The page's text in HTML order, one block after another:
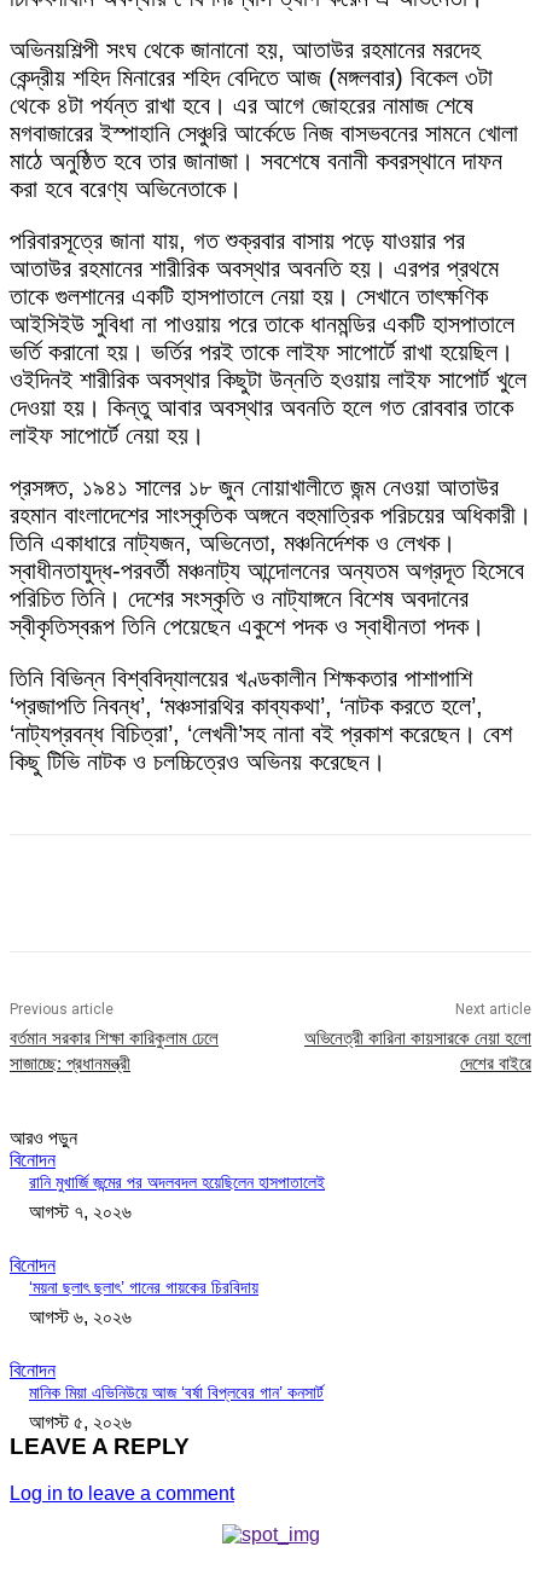
অভিনয়শিল্পী সংঘ থেকে জানানো হয়, আতাউর রহমানের মরদেহ
কেন্দ্রীয় শহিদ মিনারের শহিদ বেদিতে আজ (মঙ্গলবার) বিকেল ৩টা
থেকে ৪টা পর্যন্ত রাখা হবে। এর আগে জোহরের নামাজ শেষে
মগবাজারের ইস্পাহানি সেঞ্চুরি আর্কেডে নিজ বাসভবনের সামনে খোলা
মাঠে অনুষ্ঠিত হবে তার জানাজা। সবশেষে বনানী কবরস্থানে দাফন
করা হবে বরেণ্য অভিনেতাকে।
পরিবারসূত্রে জানা যায়, গত শুক্রবার বাসায় পড়ে যাওয়ার পর
আতাউর রহমানের শারীরিক অবস্থার অবনতি হয়। এরপর প্রথমে
তাকে গুলশানের একটি হাসপাতালে নেয়া হয়। সেখানে তাৎক্ষণিক
আইসিইউ সুবিধা না পাওয়ায় পরে তাকে ধানমন্ডির একটি হাসপাতালে
ভর্তি করানো হয়। ভর্তির পরই তাকে লাইফ সাপোর্টে রাখা হয়েছিল।
ওইদিনই শারীরিক অবস্থার কিছুটা উন্নতি হওয়ায় লাইফ সাপোর্ট খুলে
দেওয়া হয়। কিন্তু আবার অবস্থার অবনতি হলে গত রোববার তাকে
লাইফ সাপোর্টে নেয়া হয়।
প্রসঙ্গত, ১৯৪১ সালের ১৮ জুন নোয়াখালীতে জন্ম নেওয়া আতাউর
রহমান বাংলাদেশের সাংস্কৃতিক অঙ্গনে বহুমাত্রিক পরিচয়ের অধিকারী।
তিনি একাধারে নাট্যজন, অভিনেতা, মঞ্চনির্দেশক ও লেখক।
স্বাধীনতাযুদ্ধ-পরবর্তী মঞ্চনাট্য আন্দোলনের অন্যতম অগ্রদূত হিসেবে
পরিচিত তিনি। দেশের সংস্কৃতি ও নাট্যাঙ্গনে বিশেষ অবদানের
স্বীকৃতিস্বরূপ তিনি পেয়েছেন একুশে পদক ও স্বাধীনতা পদক।
তিনি বিভিন্ন বিশ্ববিদ্যালয়ের খণ্ডকালীন শিক্ষকতার পাশাপাশি
‘প্রজাপতি নিবন্ধ’, ‘মঞ্চসারথির কাব্যকথা’, ‘নাটক করতে হলে’,
‘নাট্যপ্রবন্ধ বিচিত্রা’, ‘লেখনী’সহ নানা বই প্রকাশ করেছেন। বেশ
কিছু টিভি নাটক ও চলচ্চিত্রেও অভিনয় করেছেন।
Previous article
বর্তমান সরকার শিক্ষা কারিকুলাম ঢেলে
সাজাচ্ছে: প্রধানমন্ত্রী
Next article
অভিনেত্রী কারিনা কায়সারকে নেয়া হলো
দেশের বাইরে
আরও পড়ুন
বিনোদন
রানি মুখার্জি জন্মের পর অদলবদল হয়েছিলেন হাসপাতালেই
আগস্ট ৭, ২০২৬
বিনোদন
‘ময়না ছলাৎ ছলাৎ’ গানের গায়কের চিরবিদায়
আগস্ট ৬, ২০২৬
বিনোদন
মানিক মিয়া এভিনিউয়ে আজ ‘বর্ষা বিপ্লবের গান’ কনসার্ট
আগস্ট ৫, ২০২৬
LEAVE A REPLY
Log in to leave a comment